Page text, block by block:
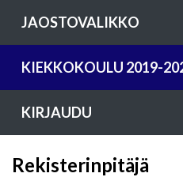
JAOSTOVALIKKO
KIEKKOKOULU 2019-
KIRJAUDU
Rekisterinpitäjä